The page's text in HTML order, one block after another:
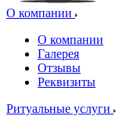
О компании
О компании
Галерея
Отзывы
Реквизиты
Ритуальные услуги